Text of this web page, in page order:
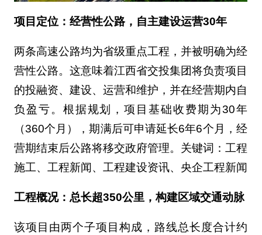
项目定位：经营性公路，自主建设运营30年
两条高速公路均为省级重点工程，并被明确为经
营性公路。这意味着江西省交投集团将负责项目
的投融资、建设、运营和维护，并在经营期内自
负盈亏。根据规划，项目基础收费期为30年
（360个月），期满后可申请延长6年6个月，经
营期结束后公路将移交政府管理。关键词：工程
施工、工程新闻、工程建设资讯、央企工程新闻
工程概况：总长超350公里，构建区域交通动脉
该项目由两个子项目构成，路线总长度合计约